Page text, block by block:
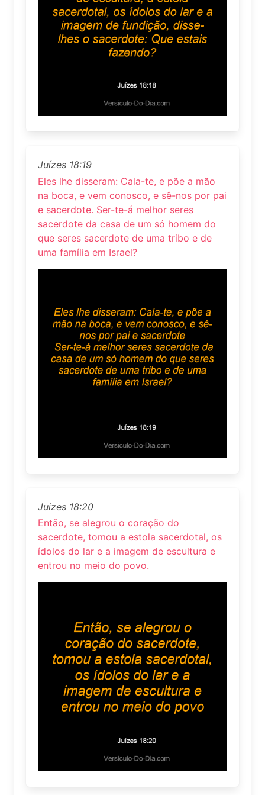
Juízes 18:19
Eles lhe disseram: Cala-te, e põe a mão
na boca, e vem conosco, e sê-nos por pai
e sacerdote. Ser-te-á melhor seres
sacerdote da casa de um só homem do
que seres sacerdote de uma tribo e de
uma família em Israel?
Juízes 18:20
Então, se alegrou o coração do
sacerdote, tomou a estola sacerdotal, os
ídolos do lar e a imagem de escultura e
entrou no meio do povo.